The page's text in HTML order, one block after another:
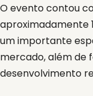
O evento contou
aproximadamente
um importante
mercado, além de
desenvolvimento